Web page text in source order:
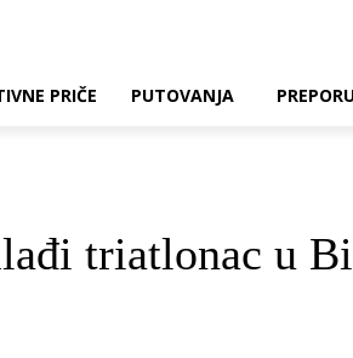
PRIČE PUTOVANJA
triatlonac u